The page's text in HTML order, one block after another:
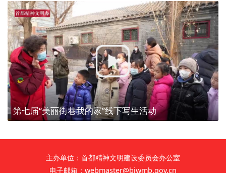
第七届“美丽街巷我的家”线下写生活动
主办单位：首都精神文明建设委员会办公室
电子邮箱：webmaster@bjwmb.gov.cn